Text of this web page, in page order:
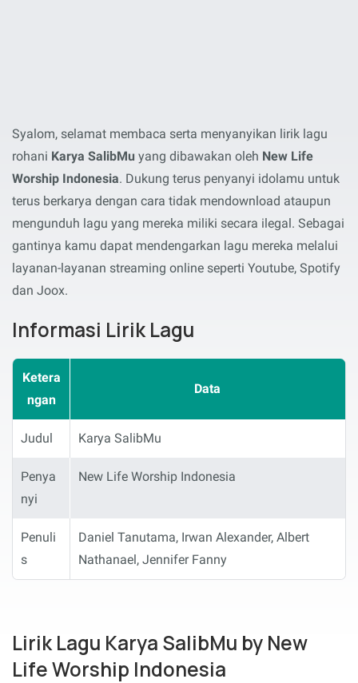
Syalom, selamat membaca serta menyanyikan lirik lagu
rohani Karya SalibMu yang dibawakan oleh New Life
Worship Indonesia. Dukung terus penyanyi idolamu untuk
terus berkarya dengan cara tidak mendownload ataupun
mengunduh lagu yang mereka miliki secara ilegal. Sebagai
gantinya kamu dapat mendengarkan lagu mereka melalui
layanan-layanan streaming online seperti Youtube, Spotify
dan Joox.
Informasi Lirik Lagu
Ketera
ngan
Data
Judul Karya SalibMu
Penya
nyi
New Life Worship Indonesia
Penuli
s
Daniel Tanutama, Irwan Alexander, Albert
Nathanael, Jennifer Fanny
Lirik Lagu Karya SalibMu by New
Life Worship Indonesia